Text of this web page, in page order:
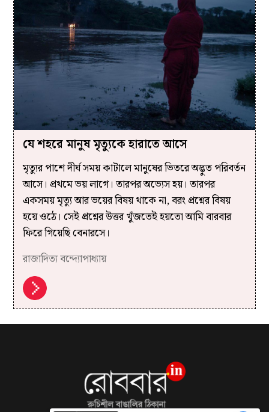
যে শহরে মানুষ মৃত্যুকে হারাতে আসে
মৃত্যুর পাশে দীর্ঘ সময় কাটালে মানুষের ভিতরে অদ্ভুত পরিবর্তন
আসে। প্রথমে ভয় লাগে। তারপর অভ্যেস হয়। তারপর
একসময় মৃত্যু আর ভয়ের বিষয় থাকে না, বরং প্রশ্নের বিষয়
হয়ে ওঠে। সেই প্রশ্নের উত্তর খুঁজতেই হয়তো আমি বারবার
ফিরে গিয়েছি বেনারসে।
রাজাদিত্য বন্দ্যোপাধ্যায়